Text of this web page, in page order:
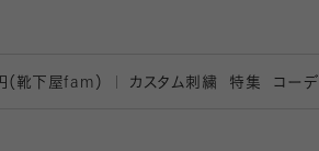
靴下屋fam） カスタム刺繍 特集 コーデ